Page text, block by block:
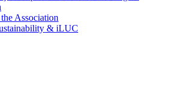
Association
& iLUC